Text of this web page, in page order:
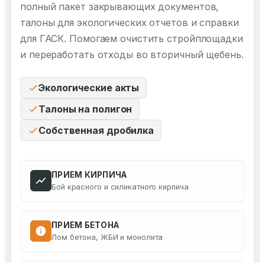
полный пакет закрывающих документов,
талоны для экологических отчетов и справки
для ГАСК. Помогаем очистить стройплощадки
и переработать отходы во вторичный щебень.
Экологические акты
Талоны на полигон
Собственная дробилка
ПРИЕМ КИРПИЧА
Бой красного и силикатного кирпича
ПРИЕМ БЕТОНА
Лом бетона, ЖБИ и монолита